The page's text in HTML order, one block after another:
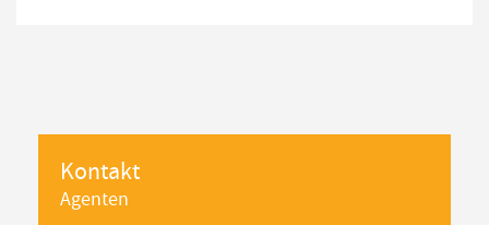
Kontakt
Agenten